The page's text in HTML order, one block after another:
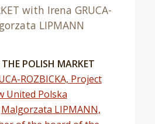
with Irena GRUCA-
LIPMANN
POLISH MARKET
ROZBICKA, Project
United Polska
Malgorzata LIPMANN,